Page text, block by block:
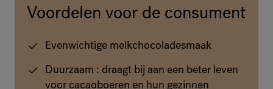
Voordelen voor de consument
Evenwichtige melkchocoladesmaak
Duurzaam : draagt bij aan een beter leven
voor cacaoboeren en hun gezinnen